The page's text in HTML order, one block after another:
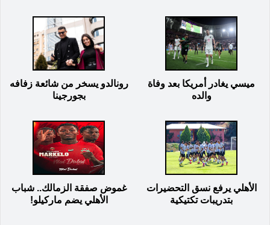
ميسي يغادر أمريكا بعد وفاة
والده
رونالدو يسخر من شائعة زفافه
بجورجينا
الأهلي يرفع نسق التحضيرات
بتدريبات تكتيكية
غموض صفقة الزمالك.. شباب
الأهلي يضم ماركيلو!